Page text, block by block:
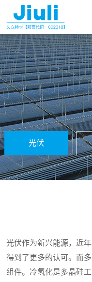
光伏作为新兴能源，近
得到了更多的认可。而
组件。冷氢化是多晶硅
光伏